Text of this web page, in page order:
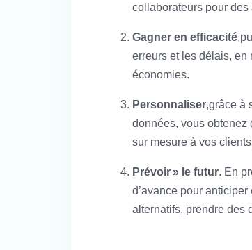
collaborateurs pour
Gagner en efficacité
erreurs et les délais, en
économies.
Personnaliser,grâce à
données, vous obtenez
sur mesure à vos
Prévoir » le futur. En
d’avance pour
alternatifs, prendre des